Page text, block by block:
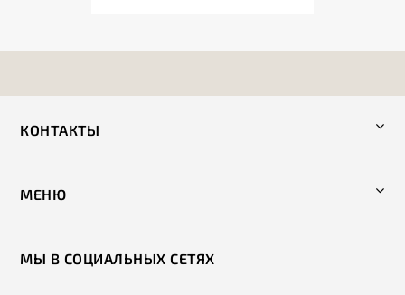
КОНТАКТЫ
МЕНЮ
МЫ В СОЦИАЛЬНЫХ СЕТЯХ